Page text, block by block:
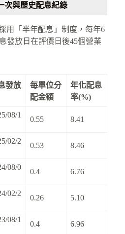
次與歷史配息紀錄
用「半年配息」制度，每年6
發放日在評價日後45個營業
發放
每單位分
配金額
年化配息
率(%)
08/1
0.55 8.41
02/2
0.53 8.46
08/0
0.4 6.76
02/2
0.26 5.10
08/1
0.4 6.96